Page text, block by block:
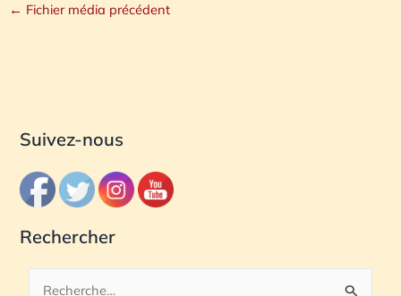
← Fichier média précédent
Suivez-nous
Rechercher